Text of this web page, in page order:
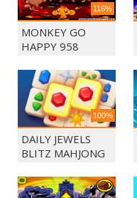
116%
MONKEY GO
HAPPY 958
100%
DAILY JEWELS
BLITZ MAHJONG